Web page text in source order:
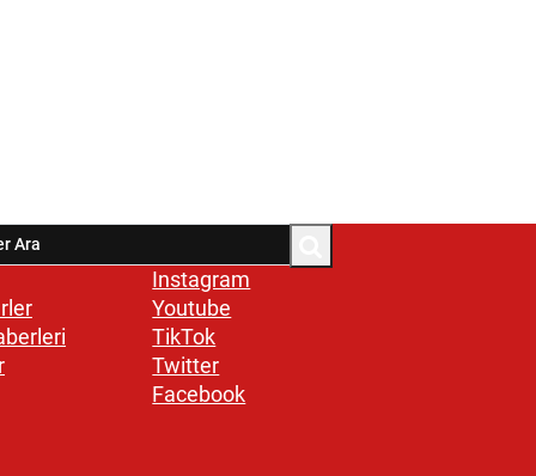
Instagram
Youtube
TikTok
Twitter
Facebook